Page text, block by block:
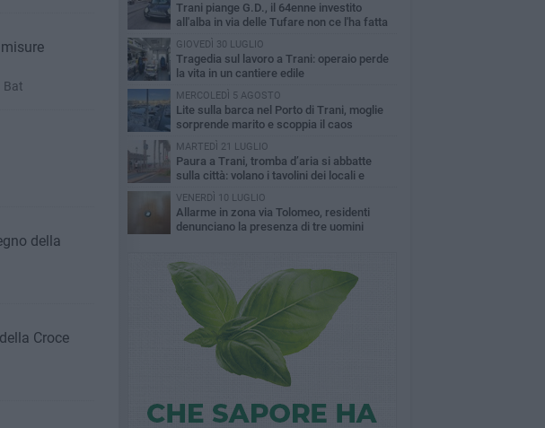
Bat
della
Croce
Trani piange G.D., il 64enne investito
all'alba in via delle Tufare non ce l'ha fatta
GIOVEDÌ 30 LUGLIO
Tragedia sul lavoro a Trani: operaio perde
la vita in un cantiere edile
MERCOLEDÌ 5 AGOSTO
Lite sulla barca nel Porto di Trani, moglie
sorprende marito e scoppia il caos
MARTEDÌ 21 LUGLIO
Paura a Trani, tromba d’aria si abbatte
sulla città: volano i tavolini dei locali e
cadono alberi sul lungomare
VENERDÌ 10 LUGLIO
Allarme in zona via Tolomeo, residenti
denunciano la presenza di tre uomini